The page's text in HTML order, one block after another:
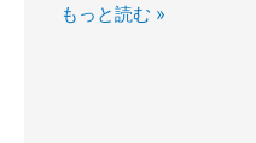
もっと読む »